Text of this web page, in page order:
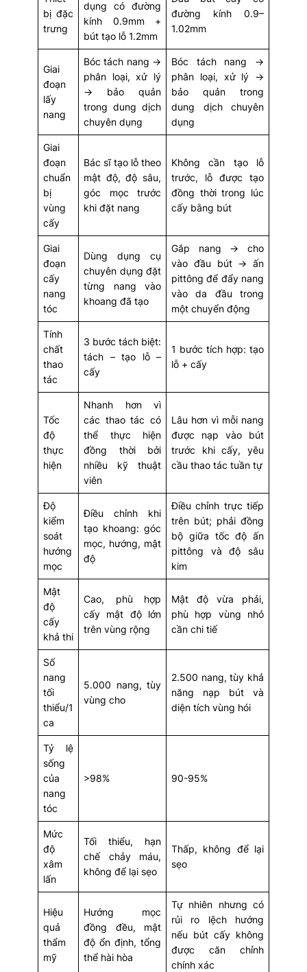
bị đặc
trưng
dụng có đường
kính 0.9mm +
bút tạo lỗ 1.2mm
đường kính 0.9–
1.02mm
Giai
đoạn
lấy
nang
Bóc tách nang →
phân loại, xử lý
→ bảo quản
trong dung dịch
chuyên dụng
Bóc tách nang →
phân loại, xử lý →
bảo quản trong
dung dịch chuyên
dụng
Giai
đoạn
chuẩn
bị
vùng
cấy
Bác sĩ tạo lỗ theo
mật độ, độ sâu,
góc mọc trước
khi đặt nang
Không cần tạo lỗ
trước, lỗ được tạo
đồng thời trong lúc
cấy bằng bút
Giai
đoạn
cấy
nang
tóc
Dùng dụng cụ
chuyên dụng đặt
từng nang vào
khoang đã tạo
Gắp nang → cho
vào đầu bút → ấn
pittông để đẩy nang
vào da đầu trong
một chuyển động
Tính
chất
thao
tác
3 bước tách biệt:
tách – tạo lỗ –
cấy
1 bước tích hợp: tạo
lỗ + cấy
Tốc
độ
thực
hiện
Nhanh hơn vì
các thao tác có
thể thực hiện
đồng thời bởi
nhiều kỹ thuật
viên
Lâu hơn vì mỗi nang
được nạp vào bút
trước khi cấy, yêu
cầu thao tác tuần tự
Độ
kiểm
soát
hướng
mọc
Điều chỉnh khi
tạo khoang: góc
mọc, hướng, mật
độ
Điều chỉnh trực tiếp
trên bút; phải đồng
bộ giữa tốc độ ấn
pittông và độ sâu
kim
Mật
độ
cấy
khả thi
Cao, phù hợp
cấy mật độ lớn
trên vùng rộng
Mật độ vừa phải,
phù hợp vùng nhỏ
cần chi tiế
Số
nang
tối
thiểu/1
ca
5.000 nang, tùy
vùng cho
2.500 nang, tùy khả
năng nạp bút và
diện tích vùng hói
Tỷ lệ
sống
của
nang
tóc
>98% 90-95%
Mức
độ
xâm
lấn
Tối thiểu, hạn
chế chảy máu,
không để lại sẹo
Thấp, không để lại
sẹo
Hiệu
quả
thẩm
mỹ
Hướng mọc
đồng đều, mật
độ ổn định, tổng
thể hài hòa
Tự nhiên nhưng có
rủi ro lệch hướng
nếu bút cấy không
được căn chỉnh
chính xác